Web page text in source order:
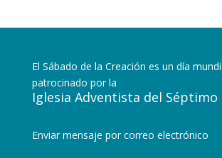
El Sábado de la Creación es un día
patrocinado por la
Iglesia Adventista del Séptimo
Enviar mensaje por correo electrónico